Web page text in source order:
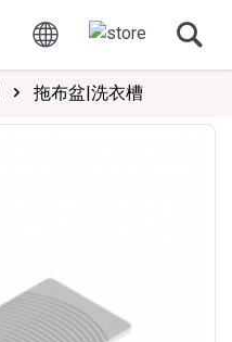
拖布盆|洗衣槽